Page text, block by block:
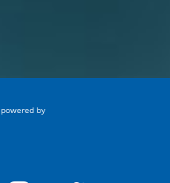
powered by